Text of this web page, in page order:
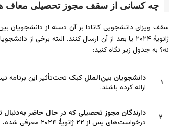
چه کسانی از سقف مجوز تحصیلی معاف
ژانویۀ ۲۰۲۴ یا بعد از آن ارسال کنند. البته برخی
نه؟ به جدول زیر نگاه کنید:
۱ دانشجویان بین‌الملل کبک تحت‌تأثیر این برنامه
ارائه کرده باشند.
۲ دارندگان مجوز تحصیلی که در حال حاضر
درخواست‌های پس از ۲۲ ژانویۀ ۲۰۲۴ معرفی شده، نمی‌شوند.